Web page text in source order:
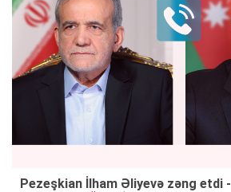
Pezeşkian İlham Əliyevə zəng etdi -